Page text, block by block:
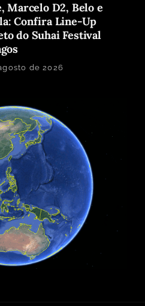
Marcelo D2, Belo e
Confira Line-Up
do Suhai Festival
de 2026